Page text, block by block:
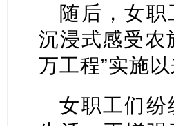
随后，女
沉浸式感受农
万工程”实施
女职工们